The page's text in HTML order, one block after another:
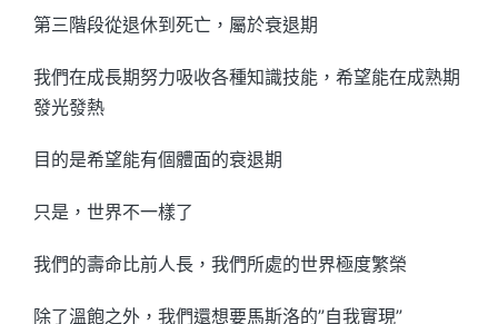
第三階段從退休到死亡，屬於衰退期
我們在成長期努力吸收各種知識技能，希望能在成熟期
發光發熱
目的是希望能有個體面的衰退期
只是，世界不一樣了
我們的壽命比前人長，我們所處的世界極度繁榮
除了溫飽之外，我們還想要馬斯洛的”自我實現”